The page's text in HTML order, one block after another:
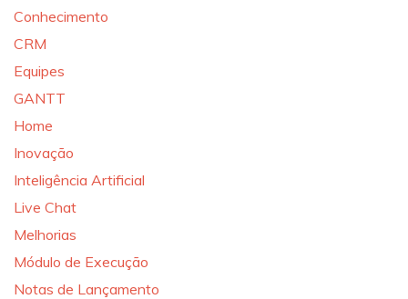
Conhecimento
CRM
Equipes
GANTT
Home
Inovação
Inteligência Artificial
Live Chat
Melhorias
Módulo de Execução
Notas de Lançamento